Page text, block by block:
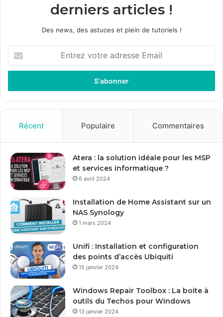
derniers articles !
Des news, des astuces et plein de tutoriels !
t
e
z
r
e
a
d
s
e
m
a
Récent Populaire Commentaires
Atera : la solution idéale pour les MSP
et services informatique ?
6 avril 2024
Installation de Home Assistant sur un
NAS Synology
1 mars 2024
Unifi : Installation et configuration
des points d’accès Ubiquiti
15 janvier 2024
Windows Repair Toolbox : La boite à
outils du Techos pour Windows
13 janvier 2024